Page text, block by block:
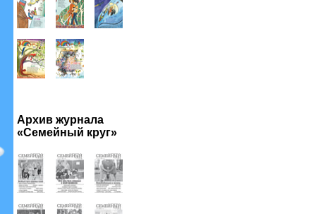
Архив журнала
«Семейный круг»